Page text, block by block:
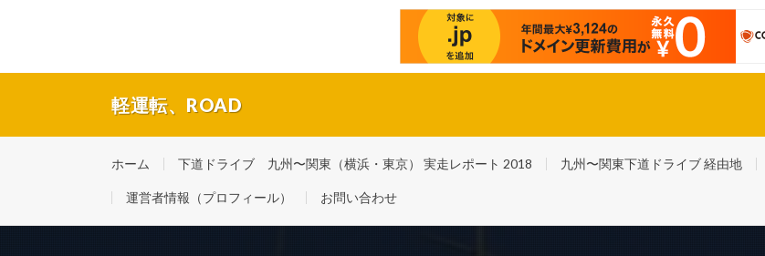
軽運転、ROAD
ホーム 下道ドライブ 九州〜関東（横浜・東京） 実走レポート 2018 九州〜関東下道ドライブ 経由地
運営者情報（プロフィール） お問い合わせ